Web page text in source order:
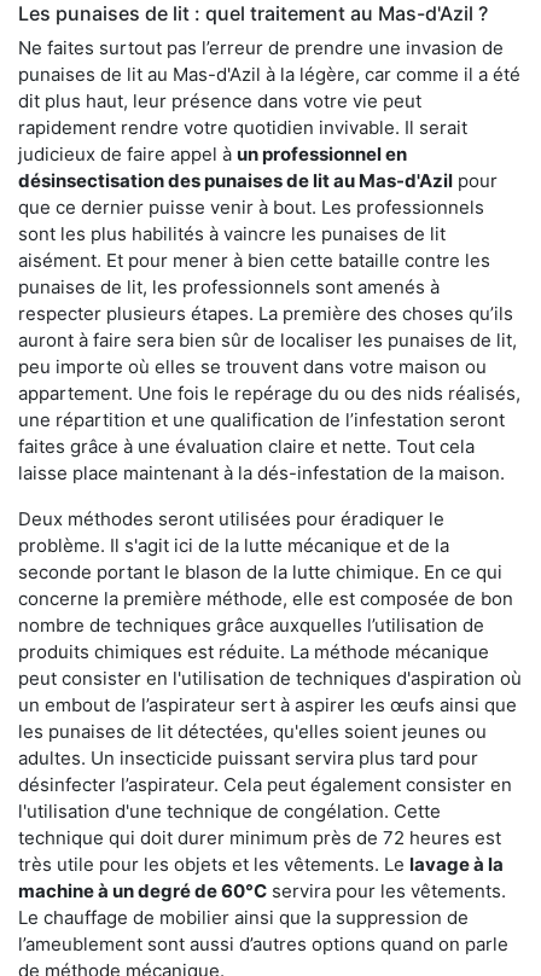
Les punaises de lit : quel traitement au Mas-d'Azil ?
Ne faites surtout pas l’erreur de prendre une invasion de
punaises de lit au Mas-d'Azil à la légère, car comme il a été
dit plus haut, leur présence dans votre vie peut
rapidement rendre votre quotidien invivable. Il serait
judicieux de faire appel à un professionnel en
désinsectisation des punaises de lit au Mas-d'Azil pour
que ce dernier puisse venir à bout. Les professionnels
sont les plus habilités à vaincre les punaises de lit
aisément. Et pour mener à bien cette bataille contre les
punaises de lit, les professionnels sont amenés à
respecter plusieurs étapes. La première des choses qu’ils
auront à faire sera bien sûr de localiser les punaises de lit,
peu importe où elles se trouvent dans votre maison ou
appartement. Une fois le repérage du ou des nids réalisés,
une répartition et une qualification de l’infestation seront
faites grâce à une évaluation claire et nette. Tout cela
laisse place maintenant à la dés-infestation de la maison.
Deux méthodes seront utilisées pour éradiquer le
problème. Il s'agit ici de la lutte mécanique et de la
seconde portant le blason de la lutte chimique. En ce qui
concerne la première méthode, elle est composée de bon
nombre de techniques grâce auxquelles l’utilisation de
produits chimiques est réduite. La méthode mécanique
peut consister en l'utilisation de techniques d'aspiration où
un embout de l’aspirateur sert à aspirer les œufs ainsi que
les punaises de lit détectées, qu'elles soient jeunes ou
adultes. Un insecticide puissant servira plus tard pour
désinfecter l’aspirateur. Cela peut également consister en
l'utilisation d'une technique de congélation. Cette
technique qui doit durer minimum près de 72 heures est
très utile pour les objets et les vêtements. Le lavage à la
machine à un degré de 60°C servira pour les vêtements.
Le chauffage de mobilier ainsi que la suppression de
l’ameublement sont aussi d’autres options quand on parle
de méthode mécanique.